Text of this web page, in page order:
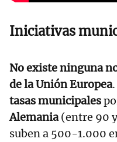
Iniciativas
No existe ninguna
de la Unión Europea
tasas municipales
Alemania(entre 90 y
suben a 500-1.000